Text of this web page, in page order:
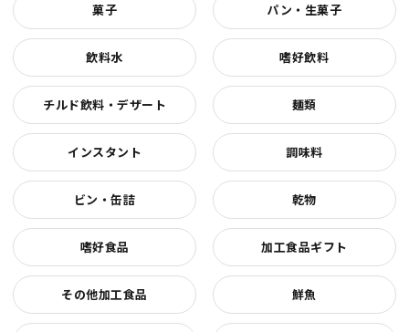
菓子 パン・生菓子
飲料水 嗜好飲料
チルド飲料・デザート 麺類
インスタント 調味料
ビン・缶詰 乾物
嗜好食品 加工食品ギフト
その他加工食品 鮮魚